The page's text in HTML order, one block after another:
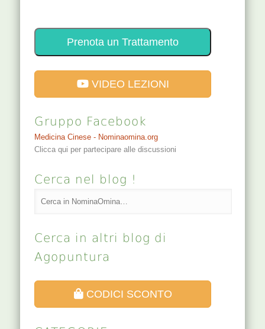
Prenota un Trattamento
VIDEO LEZIONI
Gruppo Facebook
Medicina Cinese - Nominaomina.org
Clicca qui per partecipare alle discussioni
Cerca nel blog !
Cerca in altri blog di
Agopuntura
CODICI SCONTO